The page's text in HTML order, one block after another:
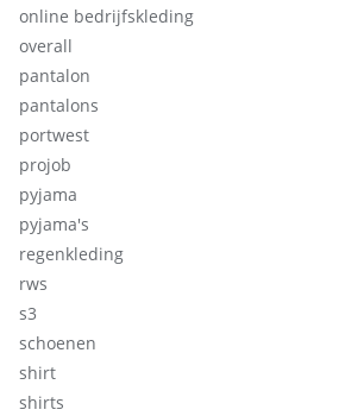
online bedrijfskleding
overall
pantalon
pantalons
portwest
projob
pyjama
pyjama's
regenkleding
rws
s3
schoenen
shirt
shirts